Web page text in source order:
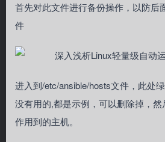
首先对此文件进行备份操作，以防后
件
进入到/etc/ansible/hosts文件，此处
没有用的,都是示例，可以删除掉，
作用到的主机。